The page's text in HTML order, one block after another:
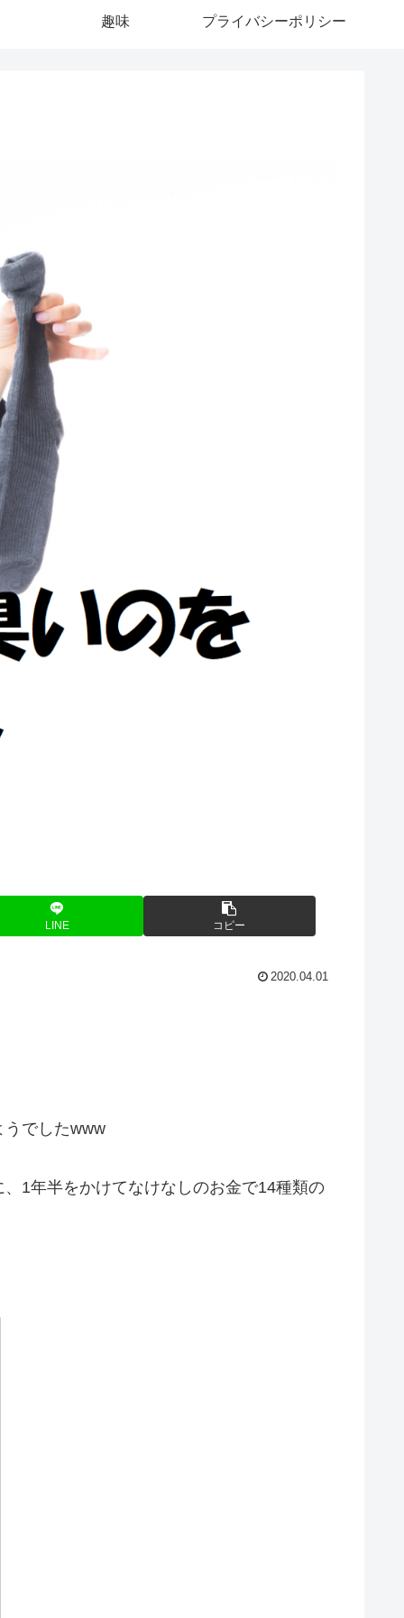
趣味 プライバシーポリシー
LINE コピー
2020.04.01
うでしたwww
1年半をかけてなけなしのお金で14種類の